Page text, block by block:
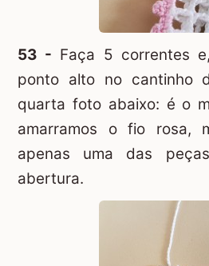
53 - Faça 5 correntes
ponto alto no cantinho
quarta foto abaixo: é o
amarramos o fio rosa,
apenas uma das
abertura.